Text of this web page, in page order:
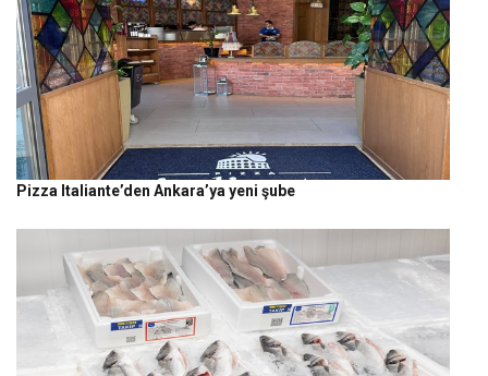
Pizza Italiante’den Ankara’ya yeni şube